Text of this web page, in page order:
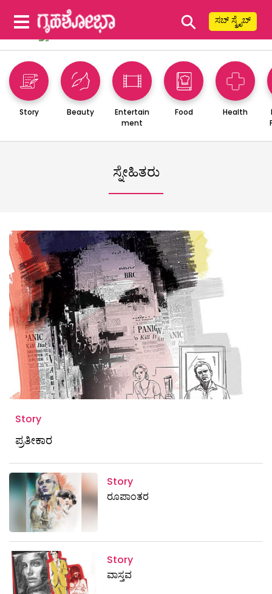
⚲ ಸಬ್ ಸ್ಕ್ರೈಬ್
Story Beauty
Entertain
ment
Food Health
ಸ್ನೇಹಿತರು
Story
ಪ್ರತೀಕಾರ
Story
ರೂಪಾಂತರ
Story
ವಾಸ್ತವ